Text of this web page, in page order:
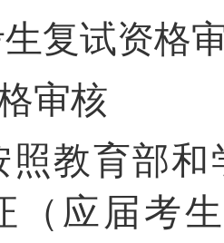
生复试资格
审核
照教育部
（应届考